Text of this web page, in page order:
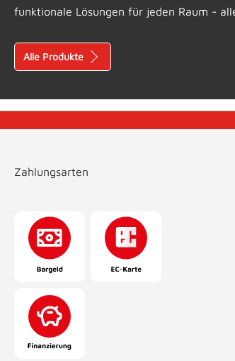
funktionale Lösungen für jeden Raum -
Alle Produkte
Zahlungsarten